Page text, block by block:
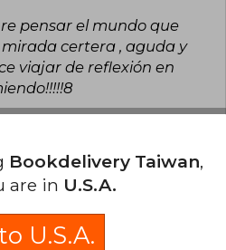
pensar el mundo que
certera , aguda y
viajar de reflexión en
0 It is not useful
Loginto add your
Bookdelivery Taiwan,
are in U.S.A.
U.S.A.